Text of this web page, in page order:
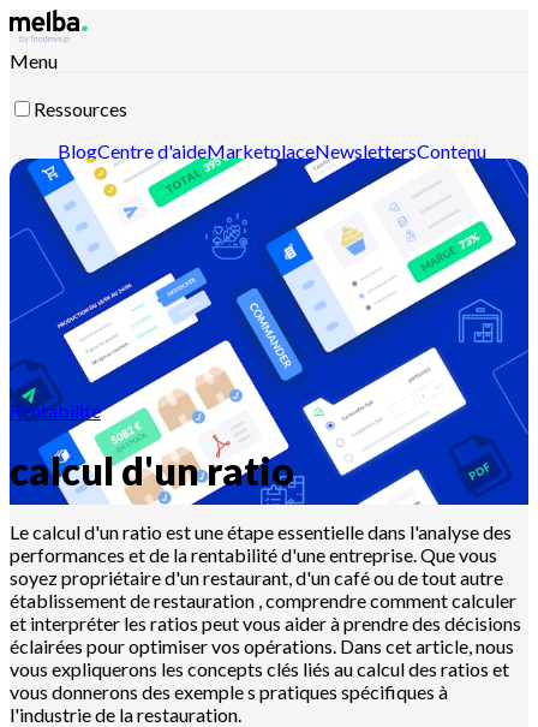
Menu
Ressources
BlogCentre d'aideMarketplaceNewslettersContenu
intelligentDocumentation APIDocumentation MCP
Contactez-nousDécouvrir melba
Rentabilité
calcul d'un ratio
Le calcul d'un ratio est une étape essentielle dans l'analyse des
performances et de la rentabilité d'une entreprise. Que vous
soyez propriétaire d'un restaurant, d'un café ou de tout autre
établissement de restauration , comprendre comment calculer
et interpréter les ratios peut vous aider à prendre des décisions
éclairées pour optimiser vos opérations. Dans cet article, nous
vous expliquerons les concepts clés liés au calcul des ratios et
vous donnerons des exemple s pratiques spécifiques à
l'industrie de la restauration.